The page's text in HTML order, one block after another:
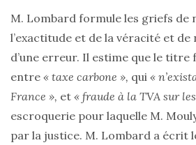
M. Lombard formule les griefs de
l’exactitude et de la véracité et
d’une erreur. Il estime que le titre
entre « taxe carbone », qui «
France », et « fraude à la TVA sur
escroquerie pour laquelle M.
par la justice. M. Lombard a écrit